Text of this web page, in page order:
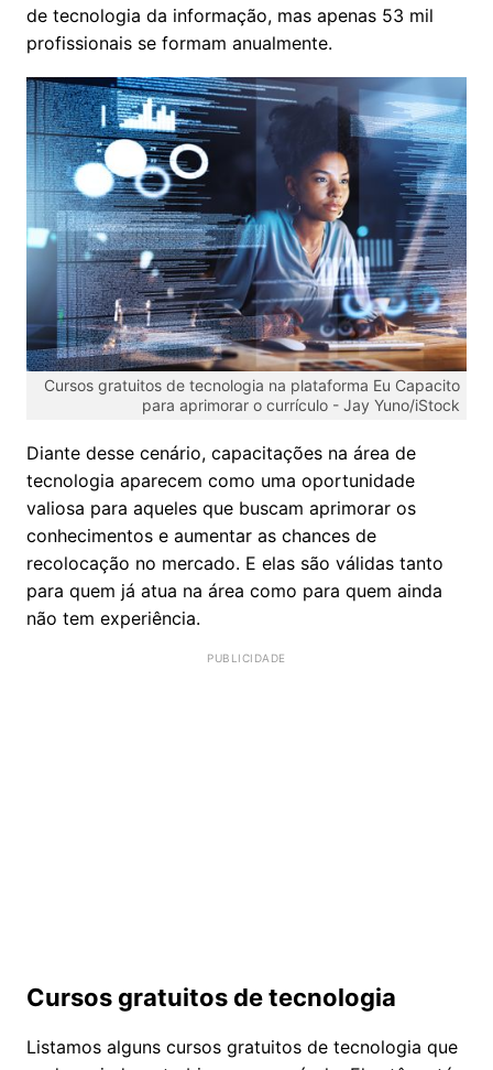
de tecnologia da informação, mas apenas 53 mil
profissionais se formam anualmente.
Cursos gratuitos de tecnologia na plataforma Eu Capacito
para aprimorar o currículo - Jay Yuno/iStock
Diante desse cenário, capacitações na área de
tecnologia aparecem como uma oportunidade
valiosa para aqueles que buscam aprimorar os
conhecimentos e aumentar as chances de
recolocação no mercado. E elas são válidas tanto
para quem já atua na área como para quem ainda
não tem experiência.
Cursos gratuitos de tecnologia
Listamos alguns cursos gratuitos de tecnologia que